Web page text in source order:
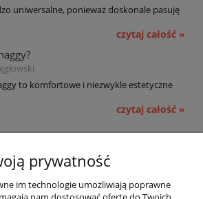
uniwersalne, ponieważ doskonale pasuję
czytaj całość »
to komfortowe i niezwykle estetyczne
czytaj całość »
prywatność
im technologie umożliwiają poprawne